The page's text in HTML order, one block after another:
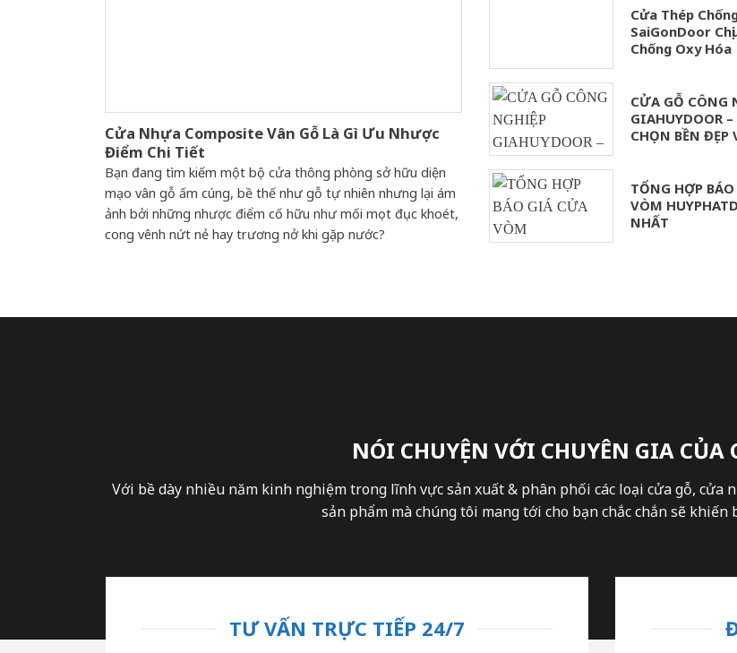
Cửa Nhựa Composite Vân Gỗ Là Gì Ưu Nhược
Điểm Chi Tiết
Bạn đang tìm kiếm một bộ cửa thông phòng sở hữu diện
mạo vân gỗ ấm cúng, bề thế như gỗ tự nhiên nhưng lại ám
ảnh bởi những nhược điểm cố hữu như mối mọt đục khoét,
cong vênh nứt nẻ hay trương nở khi gặp nước?
Cửa Thép
SaiGonDoor
Chống Oxy Hóa
CỬA GỖ CÔNG
GIAHUYDOOR
CHỌN BỀN ĐẸP
TỔNG HỢP
VÒM
NHẤT
NÓI CHUYỆN VỚI CHUYÊN GIA CỦA
Với bề dày nhiều năm kinh nghiệm trong lĩnh vực sản xuất & phân phối các loại cửa gỗ,
sản phẩm mà chúng tôi mang tới cho bạn chắc chắn sẽ
TƯ VẤN TRỰC TIẾP 24/7